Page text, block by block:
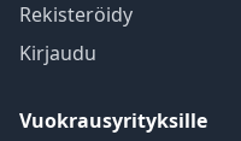
Rekisteröidy
Kirjaudu
Vuokrausyrityksille